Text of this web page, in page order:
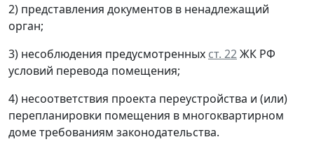
2) представления документов в ненадлежащий
орган;
3) несоблюдения предусмотренных ст. 22ЖК РФ
условий перевода помещения;
4) несоответствия проекта переустройства и (или)
перепланировки помещения в многоквартирном
доме требованиям законодательства.